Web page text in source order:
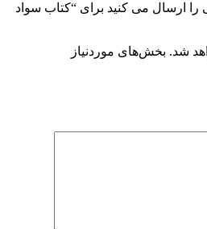
را ارسال می کنید برای “کتاب سواد
شد. بخش‌های موردنیاز